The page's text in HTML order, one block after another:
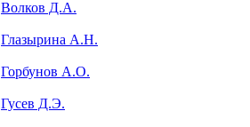
Волков Д.А.
Глазырина А.Н.
Горбунов А.О.
Гусев Д.Э.